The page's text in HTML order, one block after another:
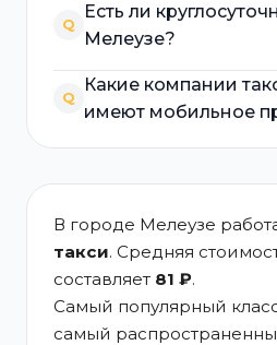
Q
Есть ли
Мелеузе?
Q
Какие компании
имеют мобильное
В городе Мелеузе
такси. Средняя
составляет 81 ₽.
Самый популярный
самый